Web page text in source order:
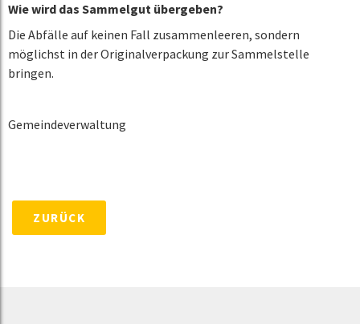
Wie wird das Sammelgut übergeben?
Die Abfälle auf keinen Fall zusammenleeren, sondern
möglichst in der Originalverpackung zur Sammelstelle
bringen.
Gemeindeverwaltung
ZURÜCK